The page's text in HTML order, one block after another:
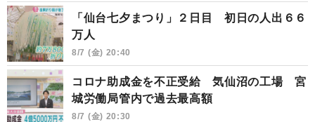
「仙台七夕まつり」２日目 初日の人出６６
万人
8/7 (金) 20:40
コロナ助成金を不正受給 気仙沼の工場 宮
城労働局管内で過去最高額
8/7 (金) 20:30